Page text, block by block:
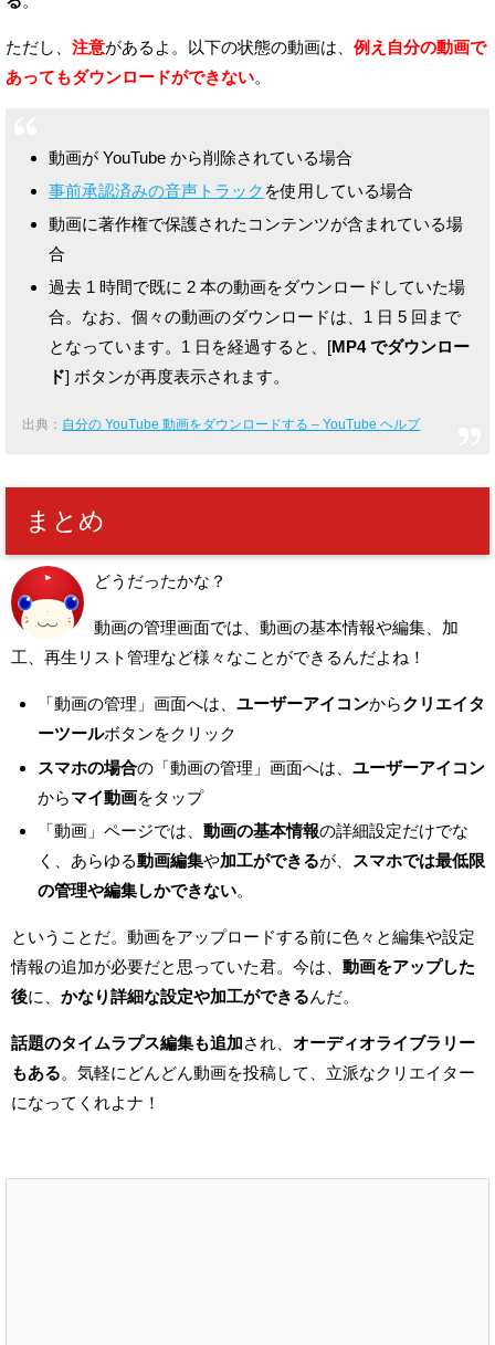
ただし、 注意があるよ。 以下の状態の動画は、 例え自分の動画で
あってもダウンロードができない。
動画が YouTube から削除されている場合
事前承認済みの音声トラック を使用している場合
動画に著作権で保護されたコンテンツが含まれている場
合
過去 1 時間で既に 2 本の動画をダウンロードしていた場
合。なお、個々の動画のダウンロードは、1 日 5 回まで
となっています。1 日を経過すると、[MP4 でダウンロー
ド] ボタンが再度表示されます。
出典： 自分の YouTube 動画をダウンロードする – YouTube ヘルプ
まとめ
どうだったかな？
動画の管理画面では、動画の基本情報や編集、加
工、再生リスト管理など様々なことができるんだよね！
「動画の管理」画面へは、 ユーザーアイコンからクリエイタ
ーツールボタンをクリック
スマホの場合の「動画の管理」画面へは、 ユーザーアイコン
からマイ動画をタップ
「動画」ページでは、 動画の基本情報の詳細設定だけでな
く、あらゆる動画編集や加工ができるが、
スマホでは最低限
の管理や編集しかできない。
ということだ。 動画をアップロードする前に色々と編集や設定
情報の追加が必要だと思っていた君。 今は、 動画をアップした
後に、 かなり詳細な設定や加工ができるんだ。
話題のタイムラプス編集も追加され、 オーディオライブラリー
もある。 気軽にどんどん動画を投稿して、立派なクリエイター
になってくれよナ！